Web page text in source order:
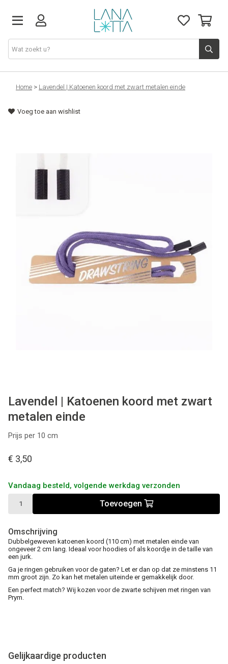
Stoffen
Fournituren
Patronen
Naaimachines
Tips & tricks
Cadeaubon
Home > Lavendel | Katoenen koord met zwart metalen einde
Voeg toe aan wishlist
Lavendel | Katoenen koord met zwart
metalen einde
Prijs per 10 cm
€ 3,50
Vandaag besteld, volgende werkdag verzonden
Toevoegen
Omschrijving
Dubbelgeweven katoenen koord (110 cm) met metalen einde van
ongeveer 2 cm lang. Ideaal voor hoodies of als koordje in de taille van
een jurk.
Ga je ringen gebruiken voor de gaten? Let er dan op dat ze minstens 11
mm groot zijn. Zo kan het metalen uiteinde er gemakkelijk door.
Een perfect match? Wij kozen voor de zwarte schijven met ringen van
Prym.
Gelijkaardige producten